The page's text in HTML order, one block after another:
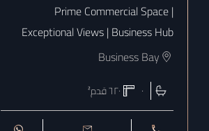
Prime Commercial Space |
Exceptional Views | Business Hub
Business Bay
٠ ٦٢٠قدم²